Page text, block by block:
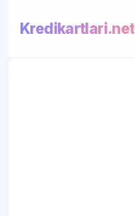
Kredikartlari.net